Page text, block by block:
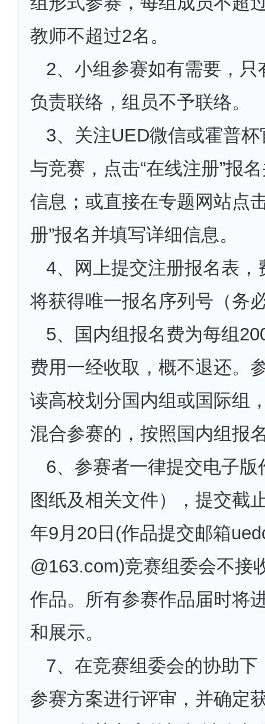
教师不超过2名。
2、小组参赛如有需要，只
负责联络，组员不予联络。
3、关注UED微信或霍普
与竞赛，点击“在线注册”报
信息；或直接在专题网站点
册”报名并填写详细信息。
4、网上提交注册报名表，
将获得唯一报名序列号（务
5、国内组报名费为每组
费用一经收取，概不退还。
读高校划分国内组或国际组
混合参赛的，按照国内组报
6、参赛者一律提交电子版
图纸及相关文件），提交截
年9月20日(作品提交邮箱
@163.com)竞赛组委会不接
作品。所有参赛作品届时将
和展示。
7、在竞赛组委会的协助下
参赛方案进行评审，并确定